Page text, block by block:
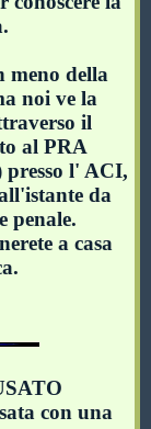
meno della
noi ve la
il
al PRA
l' ACI,
da
penale.
a casa
con una